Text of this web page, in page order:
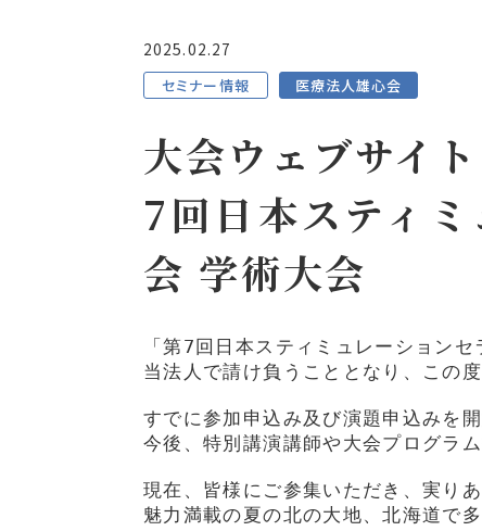
2025.02.27
セミナー情報 医療法人雄心会
大会ウェブサイ
7回日本スティ
会 学術大会
「第7回日本スティミュレーション
当法人で請け負うこととなり、この
すでに参加申込み及び演題申込みを
今後、特別講演講師や大会プログラ
現在、皆様にご参集いただき、実り
魅力満載の夏の北の大地、北海道で